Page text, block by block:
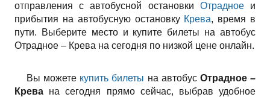
отправления с автобусной остановки Отрадноеи
прибытия на автобусную остановку Крева, время в
пути. Выберите место и купите билеты на автобус
Отрадное – Крева на сегодня по низкой цене онлайн.
Вы можете купить билеты на автобус Отрадное –
Крева на сегодня прямо сейчас, выбрав удобное